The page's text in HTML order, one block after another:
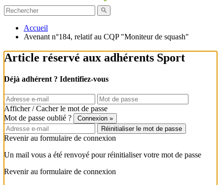
Accueil
Avenant n°184, relatif au CQP "Moniteur de squash"
Article réservé aux adhérents Sport
Déjà adhérent ? Identifiez-vous
Afficher / Cacher le mot de passe
Mot de passe oublié ?
Connexion »
Revenir au formulaire de connexion
Un mail vous a été renvoyé pour réinitialiser votre mot de passe
Revenir au formulaire de connexion